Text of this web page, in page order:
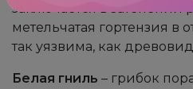
заключается в затенении
метельчатая гортензия в
так уязвима, как
Белая гниль – грибок